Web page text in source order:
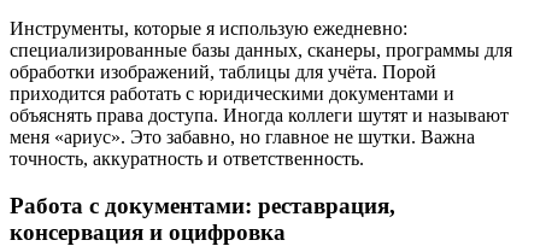
Инструменты, которые я использую ежедневно:
специализированные базы данных, сканеры, программы для
обработки изображений, таблицы для учёта. Порой
приходится работать с юридическими документами и
объяснять права доступа. Иногда коллеги шутят и называют
меня «ариус». Это забавно, но главное не шутки. Важна
точность, аккуратность и ответственность.
Работа с документами: реставрация,
консервация и оцифровка